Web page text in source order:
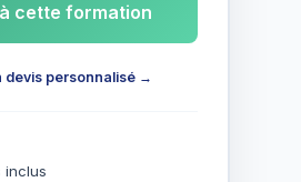
cette formation
devis personnalisé →
inclus